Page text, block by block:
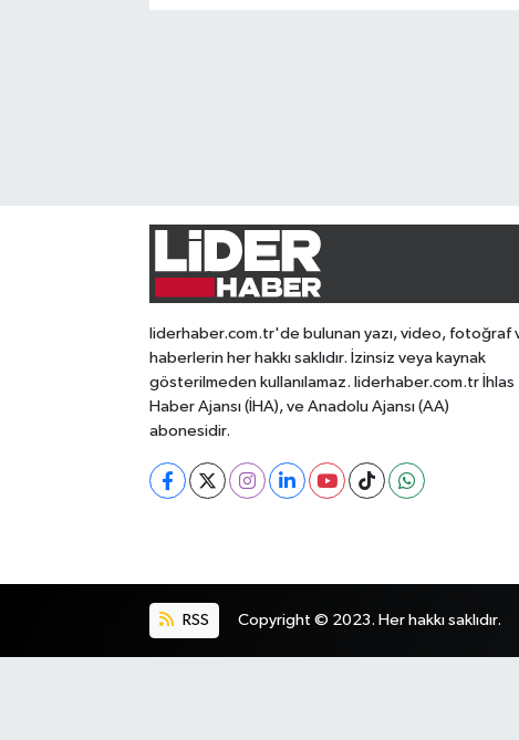
liderhaber.com.tr'de bulunan yazı, video, fotoğraf
haberlerin her hakkı saklıdır. İzinsiz veya kaynak
gösterilmeden kullanılamaz. liderhaber.com.tr İhlas
Haber Ajansı (İHA), ve Anadolu Ajansı (AA)
abonesidir.
RSS Copyright © 2023. Her hakkı saklıdır.